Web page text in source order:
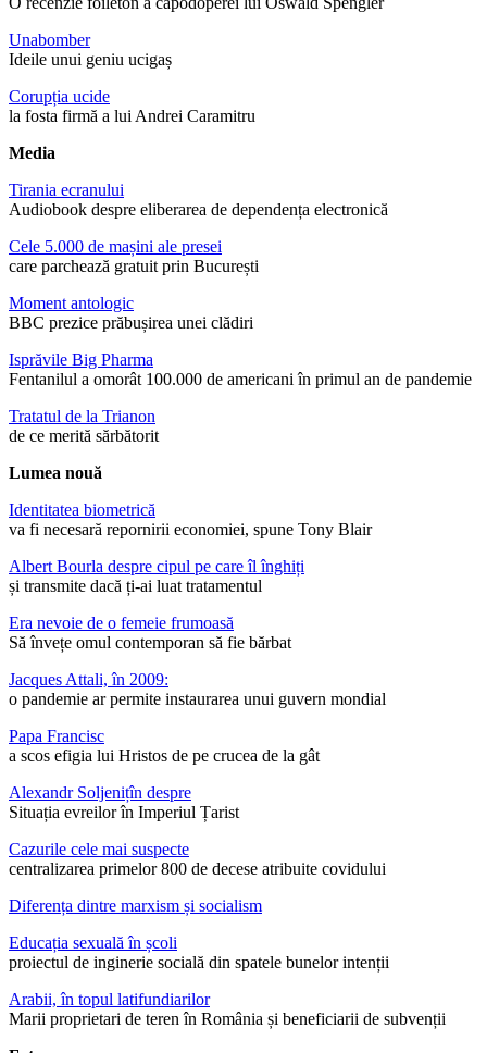
Unabomber
Ideile unui geniu ucigaș
Corupția ucide
la fosta firmă a lui Andrei Caramitru
Media
Tirania ecranului
Audiobook despre eliberarea de dependența electronică
Cele 5.000 de mașini ale presei
care parchează gratuit prin București
Moment antologic
BBC prezice prăbușirea unei clădiri
Isprăvile Big Pharma
Fentanilul a omorât 100.000 de americani în primul an de pandemie
Tratatul de la Trianon
de ce merită sărbătorit
Lumea nouă
Identitatea biometrică
va fi necesară repornirii economiei, spune Tony Blair
Albert Bourla despre cipul pe care îl înghiți
și transmite dacă ți-ai luat tratamentul
Era nevoie de o femeie frumoasă
Să învețe omul contemporan să fie bărbat
Jacques Attali, în 2009:
o pandemie ar permite instaurarea unui guvern mondial
Papa Francisc
a scos efigia lui Hristos de pe crucea de la gât
Alexandr Soljenițîn despre
Situația evreilor în Imperiul Țarist
Cazurile cele mai suspecte
centralizarea primelor 800 de decese atribuite covidului
Diferența dintre marxism și socialism
Educația sexuală în școli
proiectul de inginerie socială din spatele bunelor intenții
Arabii, în topul latifundiarilor
Marii proprietari de teren în România și beneficiarii de subvenții